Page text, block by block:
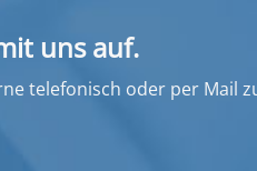
uns auf.
telefonisch oder per Mail